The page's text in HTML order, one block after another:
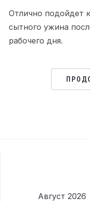
Отлично подойдет
сытного ужина
рабочего дня.
Август 2026